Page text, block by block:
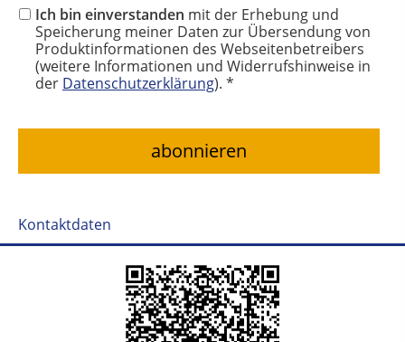
Ich bin einverstanden mit der Erhebung und
Speicherung meiner Daten zur Übersendung von
Produktinformationen des Webseitenbetreibers
(weitere Informationen und Widerrufshinweise in
der Datenschutzerklärung). *
Kontaktdaten